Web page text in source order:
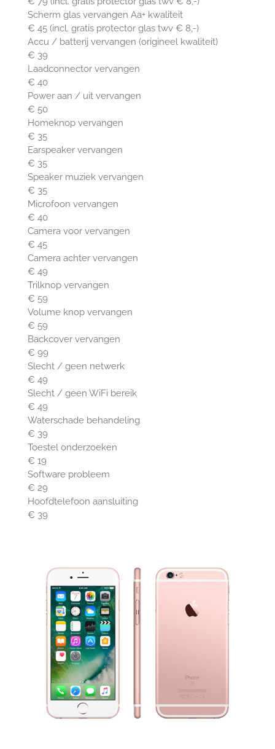
Scherm glas vervangen Aa+ kwaliteit
€ 45 (incl. gratis protector glas twv € 8,-)
Accu / batterij vervangen (origineel kwaliteit)
€ 39
Laadconnector vervangen
€ 40
Power aan / uit vervangen
€ 50
Homeknop vervangen
€ 35
Earspeaker vervangen
€ 35
Speaker muziek vervangen
€ 35
Microfoon vervangen
€ 40
Camera voor vervangen
€ 45
Camera achter vervangen
€ 49
Trilknop vervangen
€ 59
Volume knop vervangen
€ 59
Backcover vervangen
€ 99
Slecht / geen netwerk
€ 49
Slecht / geen WiFi bereik
€ 49
Waterschade behandeling
€ 39
Toestel onderzoeken
€ 19
Software probleem
€ 29
Hoofdtelefoon aansluiting
€ 39